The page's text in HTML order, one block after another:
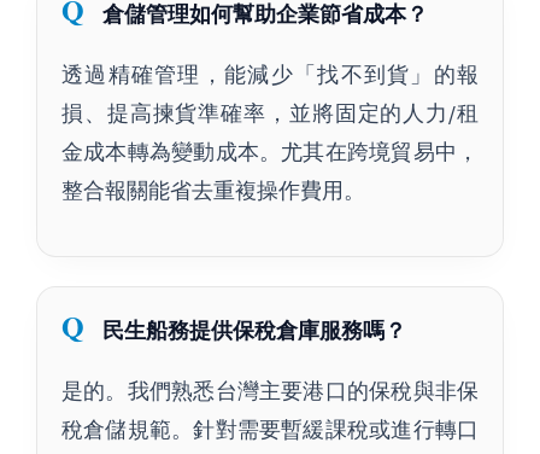
倉儲管理如何幫助企業節省成本？
透過精確管理，能減少「找不到貨」的報
損、提高揀貨準確率，並將固定的人力/租
金成本轉為變動成本。尤其在跨境貿易中，
整合報關能省去重複操作費用。
民生船務提供保稅倉庫服務嗎？
是的。我們熟悉台灣主要港口的保稅與非保
稅倉儲規範。針對需要暫緩課稅或進行轉口